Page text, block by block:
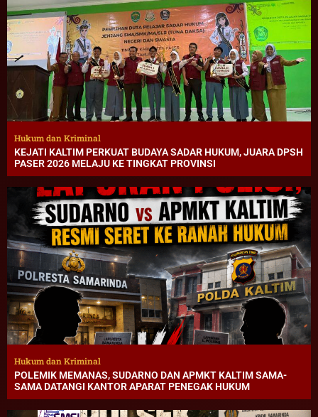
Hukum dan Kriminal
KEJATI KALTIM PERKUAT BUDAYA SADAR HUKUM, JUARA DPSH
PASER 2026 MELAJU KE TINGKAT PROVINSI
Hukum dan Kriminal
POLEMIK MEMANAS, SUDARNO DAN APMKT KALTIM SAMA-
SAMA DATANGI KANTOR APARAT PENEGAK HUKUM